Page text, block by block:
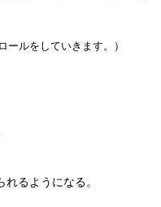
ールをしていきます。）
れるようになる。